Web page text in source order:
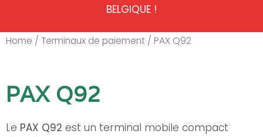
BELGIQUE !
Home / Terminaux de paiement / PAX Q92
PAX Q92
Le PAX Q92 est un terminal mobile compact